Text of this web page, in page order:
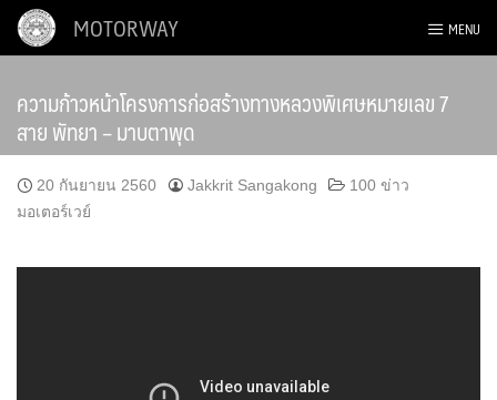
Skip
MOTORWAY MENU
ความก้าวหน้าโครงการก่อสร้างทางหลวงพิเศษหมายเลข 7
สาย พัทยา – มาบตาพุด
20 กันยายน 2560 Jakkrit Sangakong
100 ข่าว
มอเตอร์เวย์